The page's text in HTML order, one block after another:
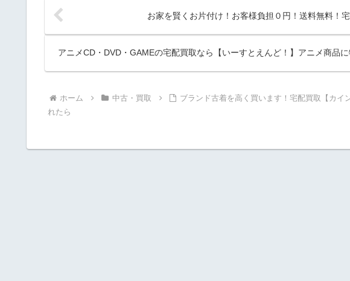
お家を賢くお片付け！お客様負担０円！送料無料！
アニメCD・DVD・GAMEの宅配買取なら【いーすとえんど！】アニメ商品に
ホーム 中古・買取
ブランド古着を高く買います！宅配買取【カイ
れたら